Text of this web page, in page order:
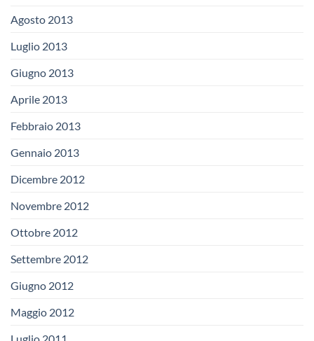
Agosto 2013
Luglio 2013
Giugno 2013
Aprile 2013
Febbraio 2013
Gennaio 2013
Dicembre 2012
Novembre 2012
Ottobre 2012
Settembre 2012
Giugno 2012
Maggio 2012
Luglio 2011